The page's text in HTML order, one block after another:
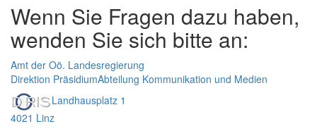
Wenn Sie Fragen dazu haben,
wenden Sie sich bitte an:
Amt der Oö. Landesregierung
Direktion PräsidiumAbteilung Kommunikation und Medien
Landhausplatz 1
4021 Linz